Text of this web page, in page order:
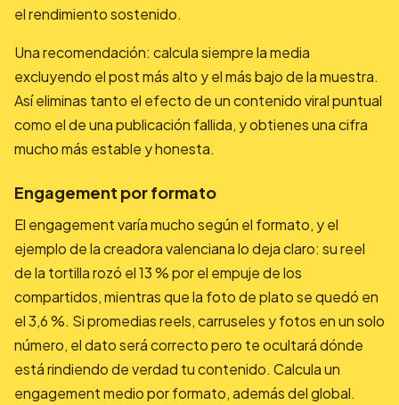
el rendimiento sostenido.
Una recomendación: calcula siempre la media
excluyendo el post más alto y el más bajo de la muestra.
Así eliminas tanto el efecto de un contenido viral puntual
como el de una publicación fallida, y obtienes una cifra
mucho más estable y honesta.
Engagement por formato
El engagement varía mucho según el formato, y el
ejemplo de la creadora valenciana lo deja claro: su reel
de la tortilla rozó el 13 % por el empuje de los
compartidos, mientras que la foto de plato se quedó en
el 3,6 %. Si promedias reels, carruseles y fotos en un solo
número, el dato será correcto pero te ocultará dónde
está rindiendo de verdad tu contenido. Calcula un
engagement medio por formato, además del global.